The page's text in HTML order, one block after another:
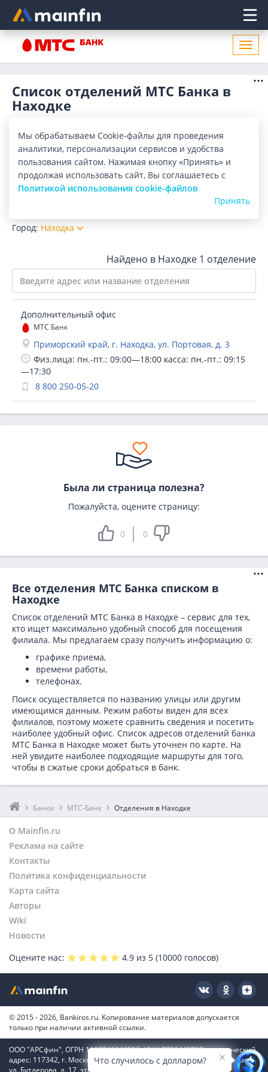
Главное меню
Список отделений МТС Банка в
Находке
поиск ближайшего отделения МТС Банка в Находке по
адресу, названию. Часы работы, телефоны, контактные
данные.
Показать весь
Банкоматы
Список
Город: Находка
Найдено в Находке 1 отделение
Дополнительный офис
МТС Банк
Приморский край, г. Находка, ул. Портовая, д. 3
Физ.лица: пн.-пт.: 09:00—18:00 касса: пн.-пт.: 09:15
—17:30
8 800 250-05-20
Была ли страница полезна?
Пожалуйста, оцените страницу:
0 0
Все отделения МТС Банка списком в
Находке
Список отделений МТС Банка в Находке – сервис для тех,
кто ищет максимально удобный способ для посещения
филиала. Мы предлагаем сразу получить информацию о:
графике приема,
времени работы,
телефонах.
Поиск осуществляется по названию улицы или другим
имеющимся данным. Режим работы виден для всех
филиалов, поэтому можете сравнить сведения и посетить
наиболее удобный офис. Список адресов отделений банка
МТС Банка в Находке может быть уточнен по карте. На
ней увидите наиболее подходящие маршруты для того,
чтобы в сжатые сроки добраться в банк.
Банки МТС-Банк Отделения в Находке
О Mainfin.ru
Реклама на сайте
Контакты
Политика конфиденциальности
Карта сайта
Авторы
Wiki
Новости
Оцените нас:
4.9 из 5 (10000 голосов)
© 2015 - 2026, Bankiros.ru. Копирование материалов допускается
только при наличии активной ссылки.
ООО "АРСфин", ОГРН 1187746346556, ИНН 7722445717, юридический
адрес: 117342, г. Москва, вн. тер. г. муниципальный округ Коньково,
ул. Бутлерова, д. 17, этаж 4, ком. 66
Что случилось с долларом?
Мы обрабатываем Cookie-файлы для проведения
аналитики, персонализации сервисов и удобства
пользования сайтом. Нажимая кнопку «Принять» и
продолжая использовать сайт, Вы соглашаетесь с
Политикой использования cookie-файлов
Принять